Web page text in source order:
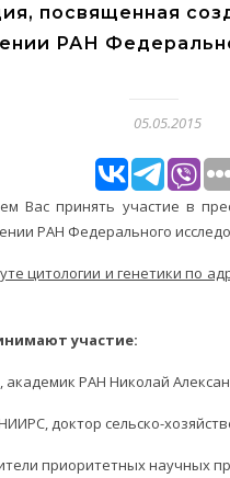
посвященная
РАН
05.05.2015
Вас принять участие в
РАН Федерального
цитологии и генетики по
участие:
РАН Николай
доктор сельско-
приоритетных научных